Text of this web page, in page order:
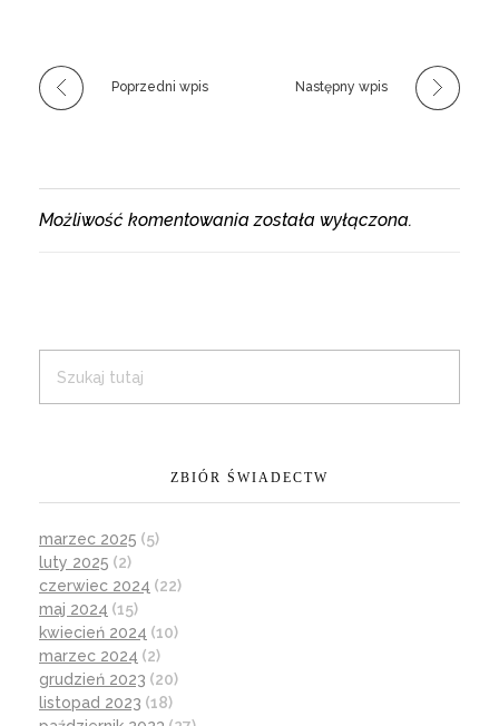
Poprzedni wpis Następny wpis
Możliwość komentowania została wyłączona.
ZBIÓR ŚWIADECTW
marzec 2025 (5)
luty 2025 (2)
czerwiec 2024 (22)
maj 2024 (15)
kwiecień 2024 (10)
marzec 2024 (2)
grudzień 2023 (20)
listopad 2023 (18)